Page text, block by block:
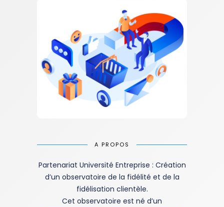
A PROPOS
Partenariat Université Entreprise : Création
d’un observatoire de la fidélité et de la
fidélisation clientèle.
Cet observatoire est né d’un